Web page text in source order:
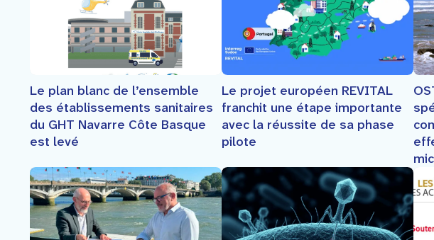
Faire un don
Contact
Le plan blanc de l’ensemble
des établissements sanitaires
du GHT Navarre Côte Basque
est levé
Le projet européen REVITAL
franchit une étape importante
avec la réussite de sa phase
pilote